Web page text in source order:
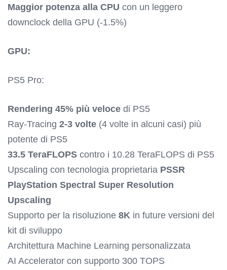
Maggior potenza alla CPU con un leggero
downclock della GPU (-1.5%)
GPU:
PS5 Pro:
Rendering 45% più veloce di PS5
Ray-Tracing 2-3 volte (4 volte in alcuni casi) più
potente di PS5
33.5 TeraFLOPS contro i 10.28 TeraFLOPS di PS5
Upscaling con tecnologia proprietaria PSSR
PlayStation Spectral Super Resolution
Upscaling
Supporto per la risoluzione 8K in future versioni del
kit di sviluppo
Architettura Machine Learning personalizzata
AI Accelerator con supporto 300 TOPS